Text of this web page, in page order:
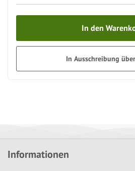
In den
In Ausschreibung
Informationen